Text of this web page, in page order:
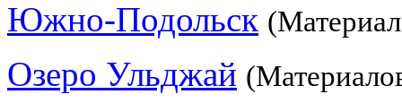
Южно-Подольск
Озеро Ульджай